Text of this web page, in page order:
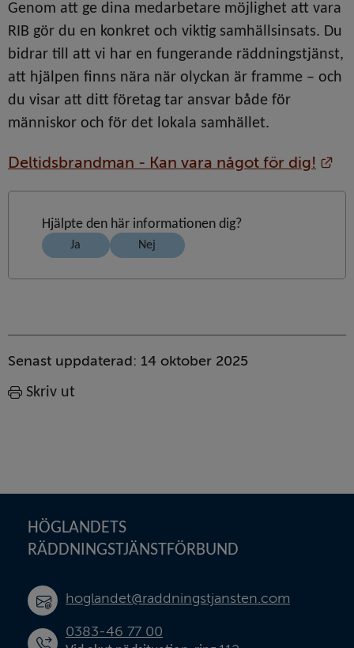
Genom att ge dina medarbetare möjlighet att vara
RIB gör du en konkret och viktig samhällsinsats. Du
bidrar till att vi har en fungerande räddningstjänst,
att hjälpen finns nära när olyckan är framme – och
du visar att ditt företag tar ansvar både för
människor och för det lokala samhället.
Deltidsbrandman - Kan vara något för dig!
Hjälpte den här informationen dig?
Ja Nej
Senast uppdaterad: 14 oktober 2025
Skriv ut
HÖGLANDETS
RÄDDNINGSTJÄNSTFÖRBUND
hoglandet@raddningstjansten.com
0383-46 77 00